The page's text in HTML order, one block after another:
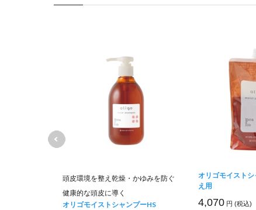
頭皮環境を整え乾燥・かゆみを防ぐ
健康的な頭皮に導く
オリゴモイストシャンプーHS
オリゴモイスト
え用
4,070 円 (税込)